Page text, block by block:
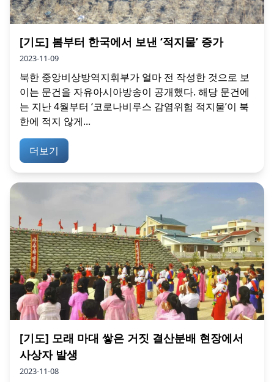
[기도] 봄부터 한국에서 보낸 ‘적지물’ 증가
2023-11-09
북한 중앙비상방역지휘부가 얼마 전 작성한 것으로 보
이는 문건을 자유아시아방송이 공개했다. 해당 문건에
는 지난 4월부터 ‘코로나비루스 감염위험 적지물’이 북
한에 적지 않게...
더보기
[기도] 모래 마대 쌓은 거짓 결산분배 현장에서
사상자 발생
2023-11-08